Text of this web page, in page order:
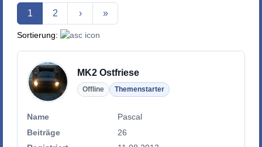
Aktuelle Seite
1 2 › »
Sortierung:
MK2 Ostfriese
Offline Themenstarter
Name
Pascal
Beiträge
26